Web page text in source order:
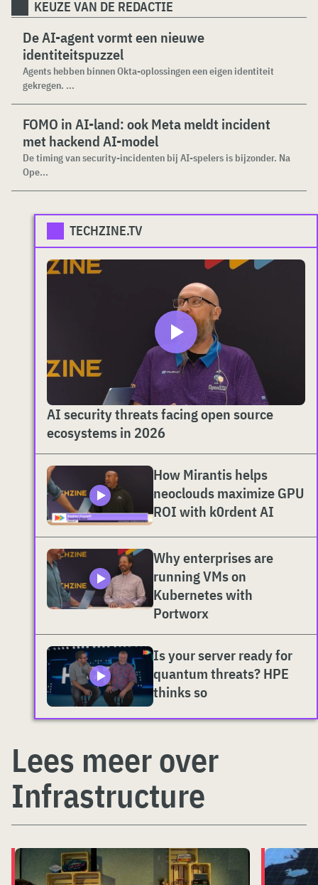
KEUZE VAN DE REDACTIE
De AI-agent vormt een nieuwe
identiteitspuzzel
Agents hebben binnen Okta-oplossingen een eigen identiteit
gekregen. ...
FOMO in AI-land: ook Meta meldt incident
met hackend AI-model
De timing van security-incidenten bij AI-spelers is bijzonder. Na
Ope...
TECHZINE.TV
AI security threats facing open source
ecosystems in 2026
How Mirantis helps
neoclouds maximize GPU
ROI with k0rdent AI
Why enterprises are
running VMs on
Kubernetes with
Portworx
Is your server ready for
quantum threats? HPE
thinks so
Lees meer over
Infrastructure